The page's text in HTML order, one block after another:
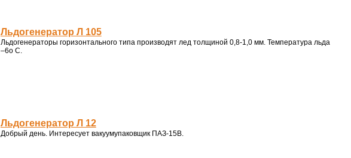
Льдогенератор Л 105
Льдогенераторы горизонтального типа производят лед толщиной 0,8-1,0 мм. Температура льда
–6о С.
Льдогенератор Л 12
Добрый день. Интересует вакуумупаковщик ПАЗ-15В.